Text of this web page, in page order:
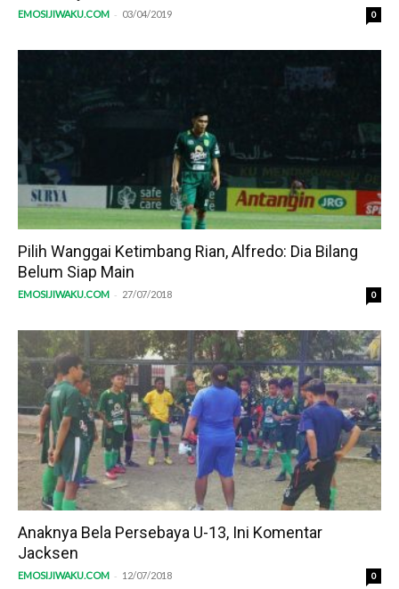
EMOSIJIWAKU.COM - 03/04/2019 0
Pilih Wanggai Ketimbang Rian, Alfredo: Dia Bilang
Belum Siap Main
EMOSIJIWAKU.COM - 27/07/2018 0
Anaknya Bela Persebaya U-13, Ini Komentar
Jacksen
EMOSIJIWAKU.COM - 12/07/2018 0